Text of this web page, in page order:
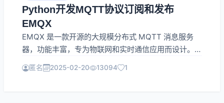
Python开发MQTT协议订阅和发布
EMQX
EMQX 是一款开源的大规模分布式 MQTT 消息服务
器，功能丰富，专为物联网和实时通信应用而设计。要
实现一个基于 Flask 和 Bootstrap 的 Web 应用，用于
对 EMQ X（现 EMQX）进行消息的发布、订阅和取消
匿名 2025-02-20 13094 1